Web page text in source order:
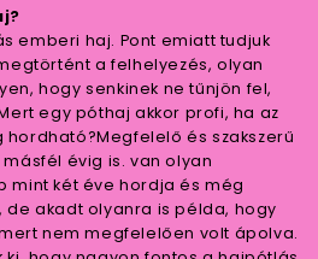
emberi haj. Pont emiatt tudjuk
a felhelyezés, olyan
hogy senkinek ne tűnjön fel,
egy póthaj akkor profi, ha az
hordható?Megfelelő és szakszerű
évig is. van olyan
mint két éve hordja és még
de akadt olyanra is példa, hogy
nem megfelelően volt ápolva.